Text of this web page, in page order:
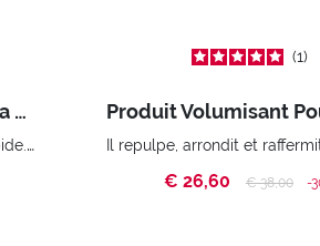
Produit Volumisant Pour La Poitrine À Action Rapide Push Me Up #Fast
Il repulpe et remodèle - action rapide. 86% d’ingrédients d’origine naturelle
1
€ 26,60
Price
€ 38,00to -